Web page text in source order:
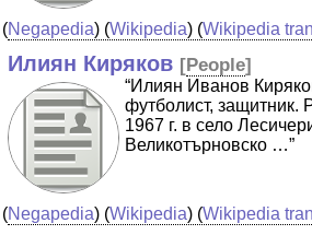
(Negapedia) (Wikipedia) (Wikipedia
Илиян Киряков [People]
“Илиян Иванов
футболист, защитник.
1967 г. в село
Великотърновско …”
(Negapedia) (Wikipedia) (Wikipedia